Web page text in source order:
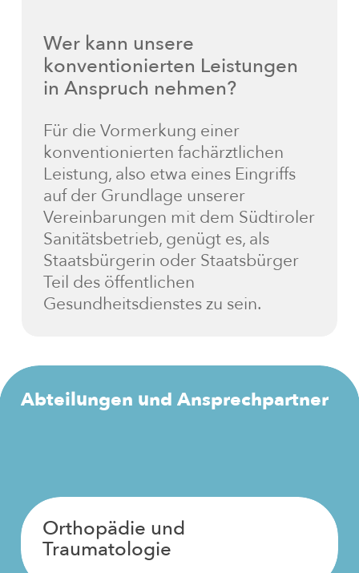
Wer kann unsere
konventionierten Leistungen
in Anspruch nehmen?
Für die Vormerkung einer
konventionierten fachärztlichen
Leistung, also etwa eines Eingriffs
auf der Grundlage unserer
Vereinbarungen mit dem Südtiroler
Sanitätsbetrieb, genügt es, als
Staatsbürgerin oder Staatsbürger
Teil des öffentlichen
Gesundheitsdienstes zu sein.
Abteilungen und Ansprechpartner
Orthopädie und
Traumatologie